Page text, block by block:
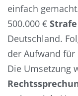
einfach
500.000 € Strafe
Deutschland.
der Aufwand für
Die Umsetzung